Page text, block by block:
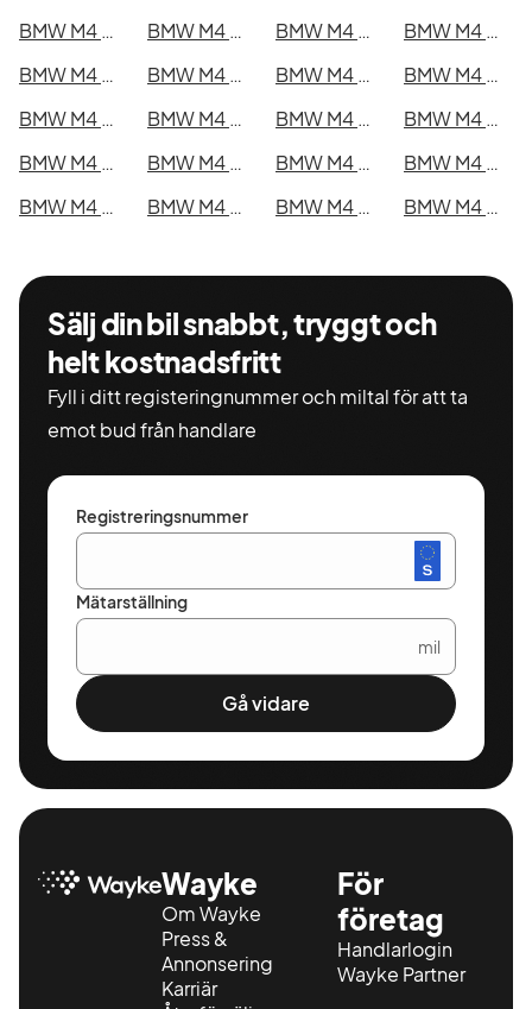
BMW M4 Competition xDrive Coupé i Borås
BMW M4 Competition xDrive Coupé i Falkenberg BMW M4 Competition xDrive Coupé i Gävle
BMW M4 Competition xDrive Coupé i Luleå
BMW M4 Competition xDrive Coupé i Lund
BMW M4 Competition xDrive Coupé i Mönsterås BMW M4 Competition xDrive Coupé i Uddevalla
BMW M4 Competition xDrive Coupé i Västervik
BMW M4 Competition xDrive Coupé i Ystad
BMW M4 Competition xDrive Coupé i Östersund BMW M4 Competition xDrive Coupé i Borlänge
BMW M4 Competition xDrive Coupé i Kiruna
BMW M4 Competition xDrive Coupé i Nyköping
BMW M4 Competition xDrive Coupé i Oskarshamn BMW M4 Competition xDrive Coupé i Sigtuna
BMW M4 Competition xDrive Coupé i Skellefteå
BMW M4 Competition xDrive Coupé i Skövde
BMW M4 Competition xDrive Coupé i Trollhättan BMW M4 Competition xDrive Coupé i Alingsås BMW M4 Competition xDrive Coupé i Båstad
Sälj din bil snabbt, tryggt och
helt kostnadsfritt
Fyll i ditt registeringnummer och miltal för att ta
emot bud från handlare
Registreringsnummer
Mätarställning
mil
Gå vidare
Wayke
Om Wayke
Press &
Annonsering
Karriär
För
företag
Handlarlogin
Wayke Partner